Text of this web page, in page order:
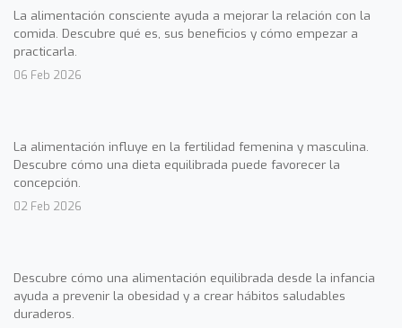
La alimentación consciente ayuda a mejorar la relación con la
comida. Descubre qué es, sus beneficios y cómo empezar a
practicarla.
06 Feb 2026
La alimentación influye en la fertilidad femenina y masculina.
Descubre cómo una dieta equilibrada puede favorecer la
concepción.
02 Feb 2026
Descubre cómo una alimentación equilibrada desde la infancia
ayuda a prevenir la obesidad y a crear hábitos saludables
duraderos.